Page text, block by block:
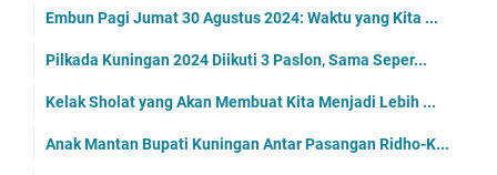
Embun Pagi Jumat 30 Agustus 2024: Waktu yang Kita ...
Pilkada Kuningan 2024 Diikuti 3 Paslon, Sama Seper...
Kelak Sholat yang Akan Membuat Kita Menjadi Lebih ...
Anak Mantan Bupati Kuningan Antar Pasangan Ridho-K...